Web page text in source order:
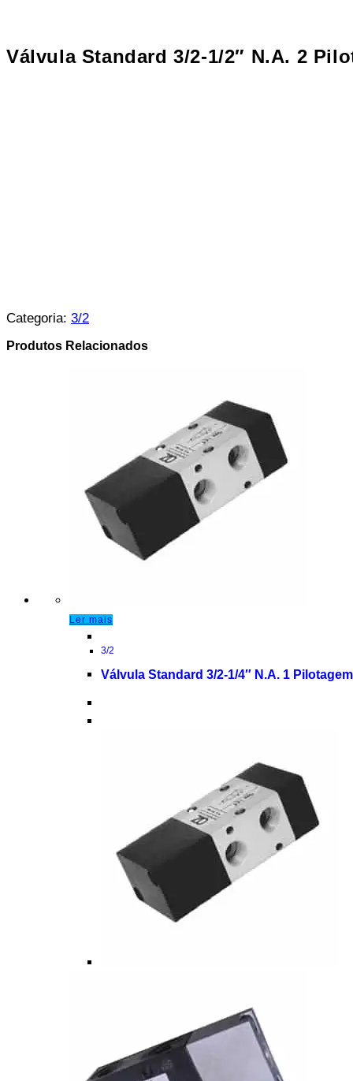
Válvula Standard 3/2-1/2″ N.A. 2
Categoria: 3/2
Produtos Relacionados
Ler mais
3/2
Válvula Standard 3/2-1/4″ N.A. 1